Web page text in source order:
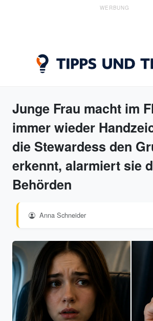
WERBUNG
Junge Frau macht im
immer wieder
die Stewardess den
erkennt, alarmiert sie
Behörden
Anna Schneider